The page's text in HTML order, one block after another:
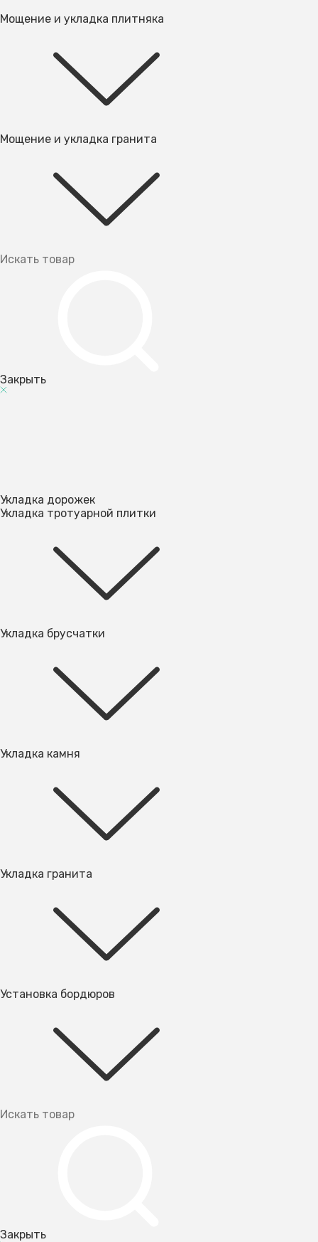
Мощение и укладка плитняка
Мощение и укладка гранита
Закрыть
Укладка дорожек
Укладка тротуарной плитки
Укладка брусчатки
Укладка камня
Укладка гранита
Установка бордюров
Закрыть